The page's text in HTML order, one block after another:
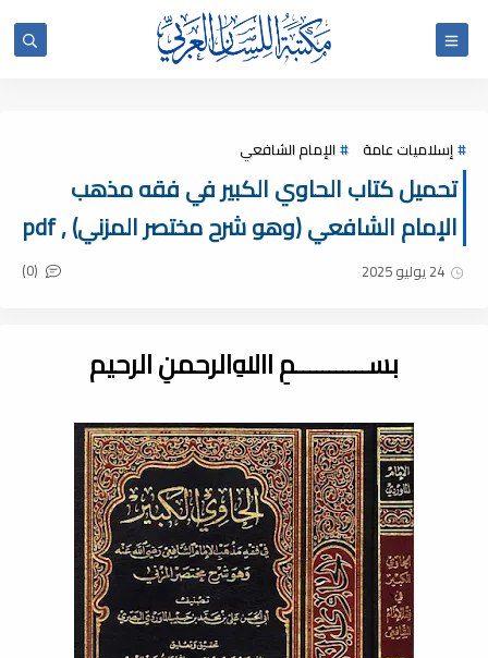
إسلاميات عامة الإمام الشافعي
تحميل كتاب الحاوي الكبير في فقه مذهب
الإمام الشافعي (وهو شرح مختصر المزني) , pdf
24 يوليو 2025 (0)
بســـــــــــمِ اﷲِالرحمنِ الرحيم